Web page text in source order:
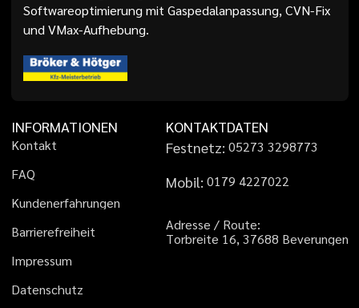
Softwareoptimierung mit Gaspedalanpassung, CVN-Fix
und VMax-Aufhebung.
INFORMATIONEN
Kontakt
FAQ
Kundenerfahrungen
Barrierefreiheit
Impressum
Datenschutz
KONTAKTDATEN
Festnetz: 05273 3298773
Mobil: 01 79 4227022
Adresse / Route:
Torbreite 16, 37688 Beverungen